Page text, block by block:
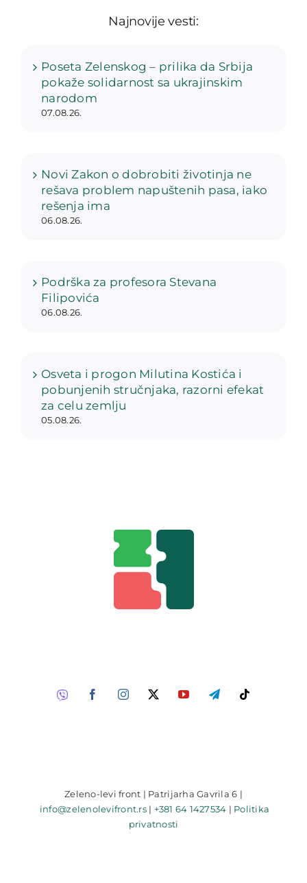
Najnovije vesti:
Poseta Zelenskog – prilika da Srbija
pokaže solidarnost sa ukrajinskim
narodom
07.08.26.
Novi Zakon o dobrobiti životinja ne
rešava problem napuštenih pasa, iako
rešenja ima
06.08.26.
Podrška za profesora Stevana
Filipovića
06.08.26.
Osveta i progon Milutina Kostića i
pobunjenih stručnjaka, razorni efekat
za celu zemlju
05.08.26.
Zeleno-levi front | Patrijarha Gavrila 6 |
info@zelenolevifront.rs| +381 64 1427534 | Politika
privatnosti